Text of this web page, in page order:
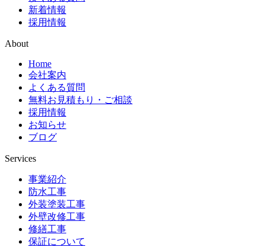
新着情報
採用情報
About
Home
会社案内
よくある質問
無料お見積もり・ご相談
採用情報
お知らせ
ブログ
Services
事業紹介
防水工事
外装塗装工事
外壁改修工事
修繕工事
保証について